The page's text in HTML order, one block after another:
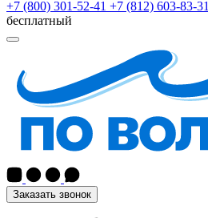
+7 (800) 301-52-41 +7 (812) 603-83-31
бесплатный
Заказать звонок